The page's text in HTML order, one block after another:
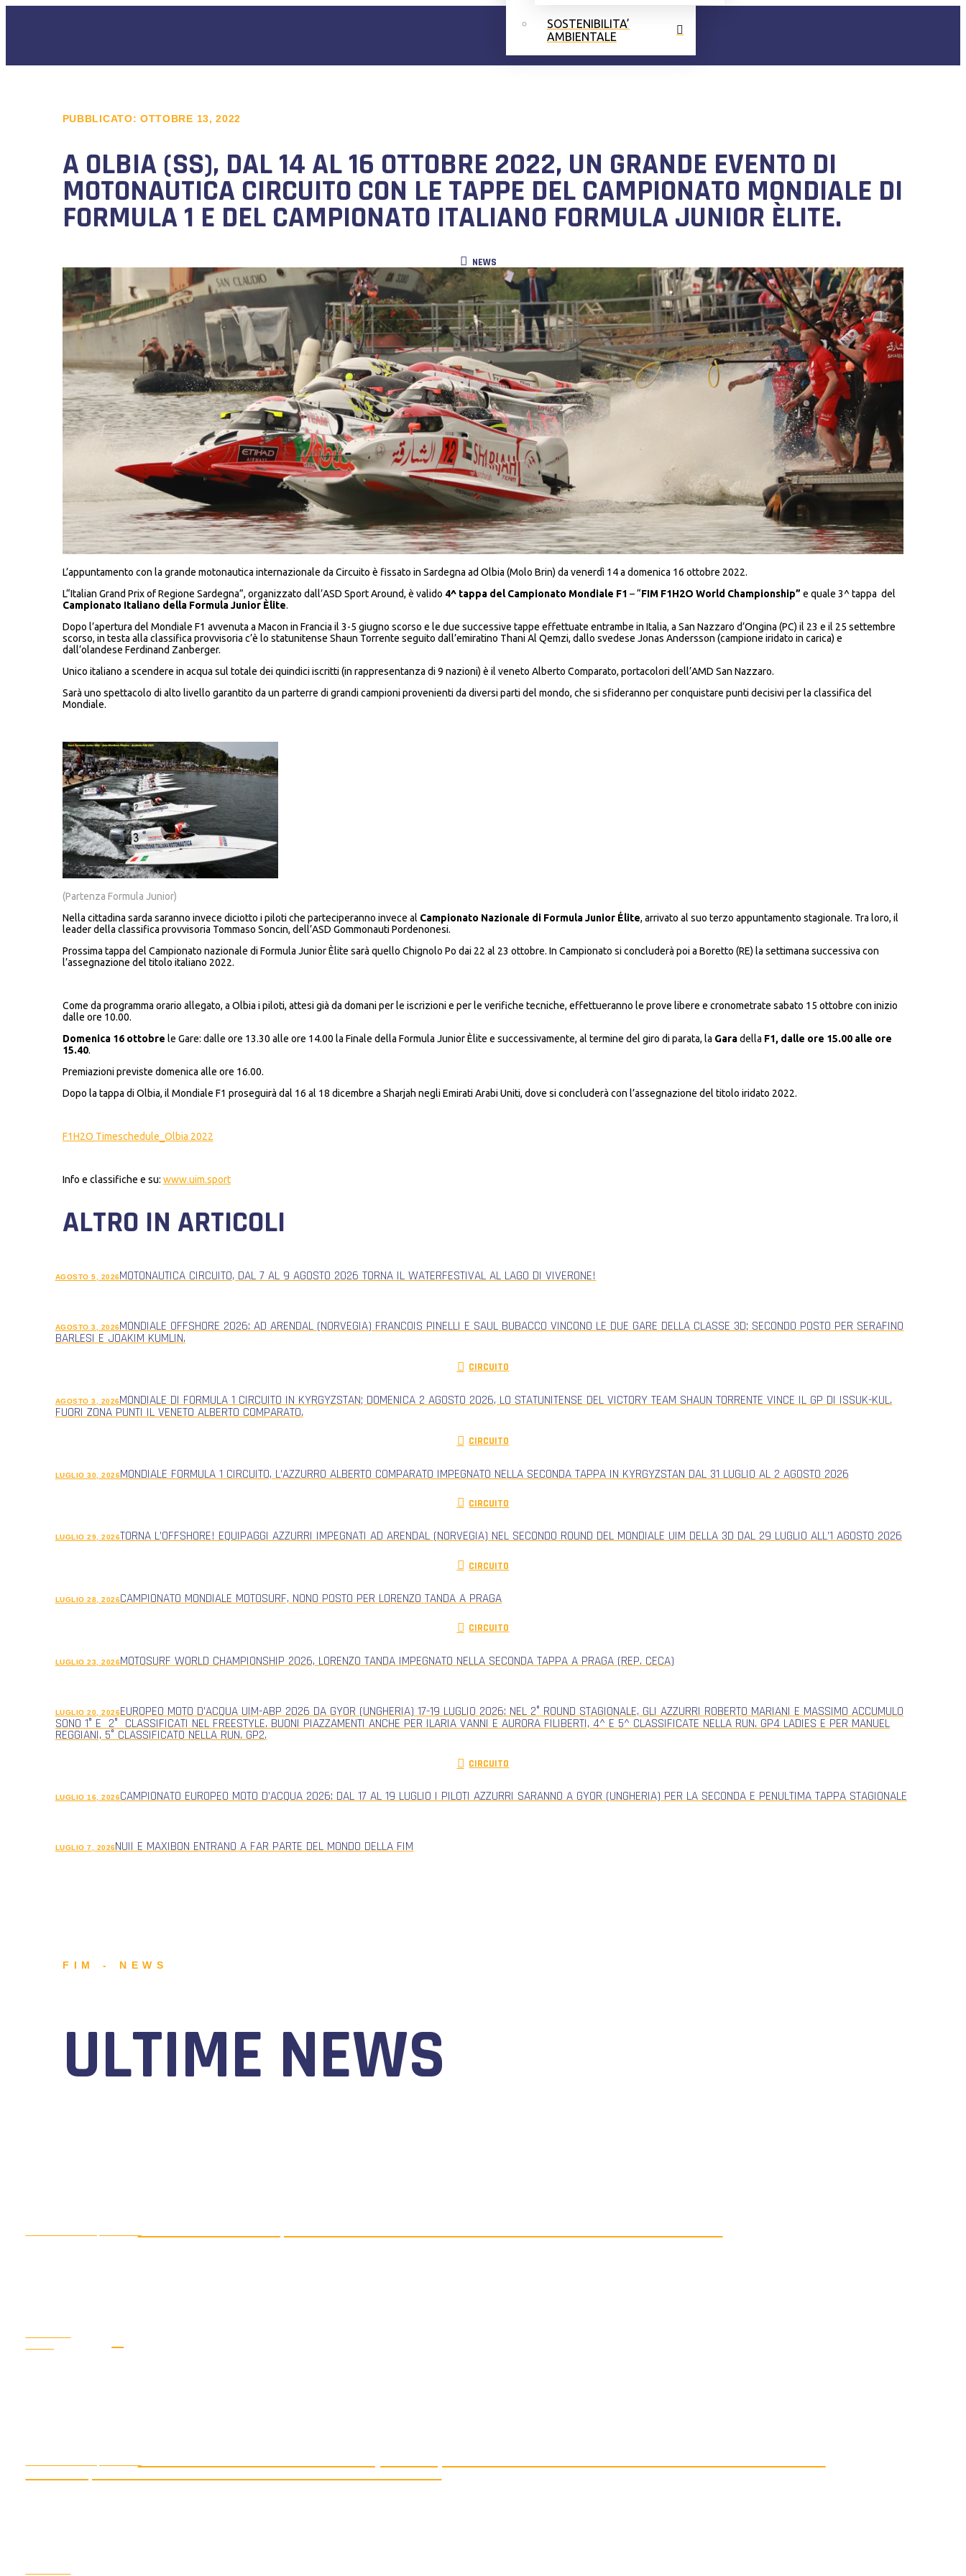
SOSTENIBILITA’
AMBIENTALE
PUBBLICATO:OTTOBRE 13, 2022
A OLBIA (SS), DAL 14 AL 16 OTTOBRE 2022, UN GRANDE EVENTO DI
MOTONAUTICA CIRCUITO CON LE TAPPE DEL CAMPIONATO MONDIALE DI
FORMULA 1 E DEL CAMPIONATO ITALIANO FORMULA JUNIOR ÈLITE.
NEWS
L’appuntamento con la grande motonautica internazionale da Circuito è fissato in Sardegna ad Olbia (Molo Brin) da venerdì 14 a domenica 16 ottobre 2022.
L“Italian Grand Prix of Regione Sardegna”, organizzato dall’ASD Sport Around, è valido 4^ tappa del Campionato Mondiale F1 – “FIM F1H2O World Championship” e quale 3^ tappa del
Campionato Italiano della Formula Junior Èlite.
Dopo l’apertura del Mondiale F1 avvenuta a Macon in Francia il 3-5 giugno scorso e le due successive tappe effettuate entrambe in Italia, a San Nazzaro d’Ongina (PC) il 23 e il 25 settembre
scorso, in testa alla classifica provvisoria c’è lo statunitense Shaun Torrente seguito dall’emiratino Thani Al Qemzi, dallo svedese Jonas Andersson (campione iridato in carica) e
dall’olandese Ferdinand Zanberger.
Unico italiano a scendere in acqua sul totale dei quindici iscritti (in rappresentanza di 9 nazioni) è il veneto Alberto Comparato, portacolori dell’AMD San Nazzaro.
Sarà uno spettacolo di alto livello garantito da un parterre di grandi campioni provenienti da diversi parti del mondo, che si sfideranno per conquistare punti decisivi per la classifica del
Mondiale.
(Partenza Formula Junior)
Nella cittadina sarda saranno invece diciotto i piloti che parteciperanno invece al Campionato Nazionale di Formula Junior Élite, arrivato al suo terzo appuntamento stagionale. Tra loro, il
leader della classifica provvisoria Tommaso Soncin, dell’ASD Gommonauti Pordenonesi.
Prossima tappa del Campionato nazionale di Formula Junior Èlite sarà quello Chignolo Po dai 22 al 23 ottobre. In Campionato si concluderà poi a Boretto (RE) la settimana successiva con
l’assegnazione del titolo italiano 2022.
Come da programma orario allegato, a Olbia i piloti, attesi già da domani per le iscrizioni e per le verifiche tecniche, effettueranno le prove libere e cronometrate sabato 15 ottobre con inizio
dalle ore 10.00.
Domenica 16 ottobre le Gare: dalle ore 13.30 alle ore 14.00 la Finale della Formula Junior Èlite e successivamente, al termine del giro di parata, la Garadella F1, dalle ore 15.00 alle ore
15.40.
Premiazioni previste domenica alle ore 16.00.
Dopo la tappa di Olbia, il Mondiale F1 proseguirà dal 16 al 18 dicembre a Sharjah negli Emirati Arabi Uniti, dove si concluderà con l’assegnazione del titolo iridato 2022.
F1H2O Timeschedule_Olbia 2022
Info e classifiche e su: www.uim.sport
ALTRO IN ARTICOLI
AGOSTO 5, 2026MOTONAUTICA CIRCUITO, DAL 7 AL 9 AGOSTO 2026 TORNA IL WATERFESTIVAL AL LAGO DI VIVERONE!
AGOSTO 3, 2026MONDIALE OFFSHORE 2026: AD ARENDAL (NORVEGIA) FRANCOIS PINELLI E SAUL BUBACCO VINCONO LE DUE GARE DELLA CLASSE 3D; SECONDO POSTO PER SERAFINO
BARLESI E JOAKIM KUMLIN.
CIRCUITO
AGOSTO 3, 2026MONDIALE DI FORMULA 1 CIRCUITO IN KYRGYZSTAN; DOMENICA 2 AGOSTO 2026, LO STATUNITENSE DEL VICTORY TEAM SHAUN TORRENTE VINCE IL GP DI ISSUK-KUL.
FUORI ZONA PUNTI IL VENETO ALBERTO COMPARATO.
CIRCUITO
LUGLIO 30, 2026MONDIALE FORMULA 1 CIRCUITO, L’AZZURRO ALBERTO COMPARATO IMPEGNATO NELLA SECONDA TAPPA IN KYRGYZSTAN DAL 31 LUGLIO AL 2 AGOSTO 2026
CIRCUITO
LUGLIO 29, 2026TORNA L’OFFSHORE! EQUIPAGGI AZZURRI IMPEGNATI AD ARENDAL (NORVEGIA) NEL SECONDO ROUND DEL MONDIALE UIM DELLA 3D DAL 29 LUGLIO ALL’1 AGOSTO 2026
CIRCUITO
LUGLIO 28, 2026CAMPIONATO MONDIALE MOTOSURF, NONO POSTO PER LORENZO TANDA A PRAGA
CIRCUITO
LUGLIO 23, 2026MOTOSURF WORLD CHAMPIONSHIP 2026, LORENZO TANDA IMPEGNATO NELLA SECONDA TAPPA A PRAGA (REP. CECA)
LUGLIO 20, 2026EUROPEO MOTO D’ACQUA UIM-ABP 2026 DA GYOR (UNGHERIA) 17-19 LUGLIO 2026: NEL 2° ROUND STAGIONALE, GLI AZZURRI ROBERTO MARIANI E MASSIMO ACCUMULO
SONO 1° E 2° CLASSIFICATI NEL FREESTYLE. BUONI PIAZZAMENTI ANCHE PER ILARIA VANNI E AURORA FILIBERTI, 4^ E 5^ CLASSIFICATE NELLA RUN. GP4 LADIES E PER MANUEL
REGGIANI, 5° CLASSIFICATO NELLA RUN. GP2.
CIRCUITO
LUGLIO 16, 2026CAMPIONATO EUROPEO MOTO D’ACQUA 2026: DAL 17 AL 19 LUGLIO I PILOTI AZZURRI SARANNO A GYOR (UNGHERIA) PER LA SECONDA E PENULTIMA TAPPA STAGIONALE
LUGLIO 7, 2026NUII E MAXIBON ENTRANO A FAR PARTE DEL MONDO DELLA FIM
FIM - NEWS
ULTIME NEWS
MOTONAUTICA CIRCUITO, DAL 7 AL 9 AGOSTO 2026 TORNA IL WATERFESTIVAL AL LAGO DI VIVERONE!
CLASSE 3D; SECONDO POSTO PER SERAFINO BARLESI E JOAKIM KUMLIN.